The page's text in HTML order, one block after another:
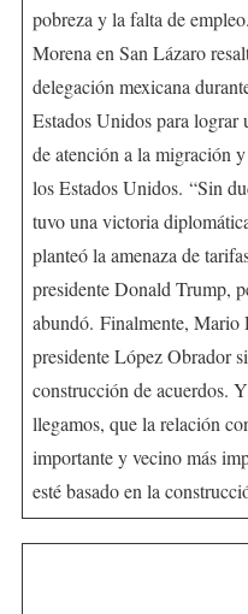
pobreza y la falta de
Morena en San Lázaro
delegación mexicana
Estados Unidos para lograr
de atención a la migración
los Estados Unidos. “Sin
tuvo una victoria
planteó la amenaza de
presidente Donald Trump,
abundó. Finalmente, Mario
presidente López Obrador
construcción de acuerdos.
llegamos, que la relación
importante y vecino más
esté basado en la